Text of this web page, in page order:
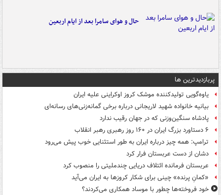
حال و هوای سامرا بعد از ایام اربعین
پربازدیدترین ها
یاوه‌گویی تولیدکننده موشک کروز اوکراینی علیه ایران
بیانیه خانواده شهید لاریجانی درباره برخی گمانه‌زنی‌های رسانه‌ای
پادشاه سنگین‌وزنی که در جهان رقیب ندارد
۶ دستاورد بزرگ ایران در ۱۶۰ روز رهبری رهبر انقلاب
ترامپ: همه چیز درباره ایران به طور استثنایی خوب پیش می‌رود
دشان از دست عربستان فرار کرد
عربستان فرمانده ائتلاف دریایی چندملیتی را منصوب کرد
«کمانِ پرنده» چینی برای شکار کروزها به ایران می‌آید
خود فروخته‌ها چطور با موساد همکاری می‌کردند؟